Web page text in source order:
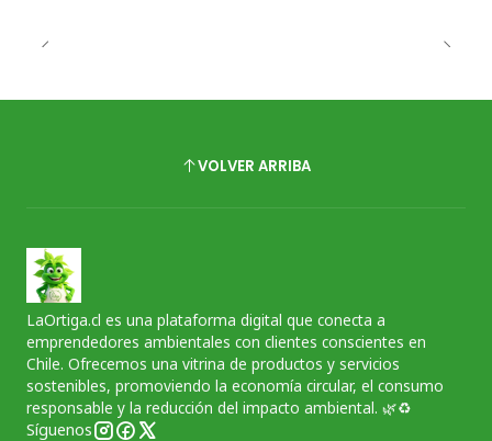
VOLVER ARRIBA
LaOrtiga.cl es una plataforma digital que conecta a
emprendedores ambientales con clientes conscientes en
Chile. Ofrecemos una vitrina de productos y servicios
sostenibles, promoviendo la economía circular, el consumo
responsable y la reducción del impacto ambiental. 🌿♻️
Síguenos